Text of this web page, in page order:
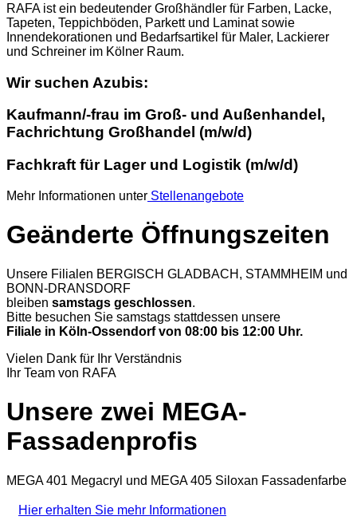
RAFA ist ein bedeutender Großhändler für Farben, Lacke,
Tapeten, Teppichböden, Parkett und Laminat sowie
Innendekorationen und Bedarfsartikel für Maler, Lackierer
und Schreiner im Kölner Raum.
Wir suchen Azubis:
Kaufmann/-frau im Groß- und Außenhandel,
Fachrichtung Großhandel (m/w/d)
Fachkraft für Lager und Logistik (m/w/d)
Mehr Informationen unter Stellenangebote
Geänderte Öffnungszeiten
Unsere Filialen BERGISCH GLADBACH, STAMMHEIM und
BONN-DRANSDORF
bleiben samstags geschlossen.
Bitte besuchen Sie samstags stattdessen unsere
Filiale in Köln-Ossendorf von 08:00 bis 12:00 Uhr.
Vielen Dank für Ihr Verständnis
Ihr Team von RAFA
Unsere zwei MEGA-
Fassadenprofis
MEGA 401 Megacryl und MEGA 405 Siloxan Fassadenfarbe
Hier erhalten Sie mehr Informationen